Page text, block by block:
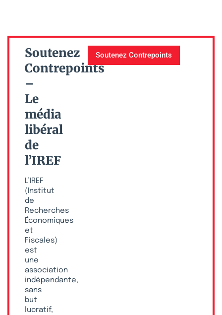
Soutenez
Contrepoints
–
Le
média
libéral
de
l’IREF
L’IREF
(Institut
de
Recherches
Économiques
et
Fiscales)
est
une
association
indépendante,
sans
but
lucratif,
Soutenez Contrepoints